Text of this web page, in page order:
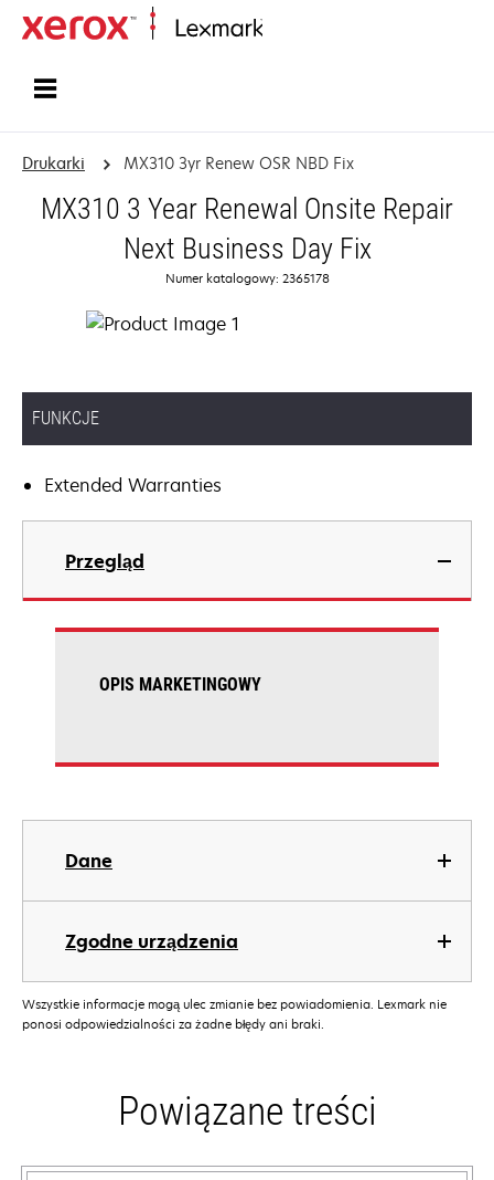
Drukarki MX310 3yr Renew OSR NBD Fix
MX310 3 Year Renewal Onsite Repair
Next Business Day Fix
Numer katalogowy: 2365178
FUNKCJE
Extended Warranties
Przegląd
Dane
Zgodne urządzenia
OPIS MARKETINGOWY
Wszystkie informacje mogą ulec zmianie bez powiadomienia. Lexmark nie
ponosi odpowiedzialności za żadne błędy ani braki.
Powiązane treści